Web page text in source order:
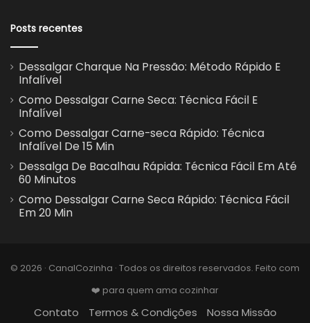
Posts recentes
Dessalgar Charque Na Pressão: Método Rápido E
Infalível
Como Dessalgar Carne Seca: Técnica Fácil E
Infalível
Como Dessalgar Carne-seca Rápido: Técnica
Infalível De 15 Min
Dessalga De Bacalhau Rápida: Técnica Fácil Em Até
60 Minutos
Como Dessalgar Carne Seca Rápido: Técnica Fácil
Em 20 Min
© 2026 · CanalCozinha · Todos os direitos reservados. Feito com
❤️ para quem ama cozinhar
Contato Termos & Condições Nossa Missão